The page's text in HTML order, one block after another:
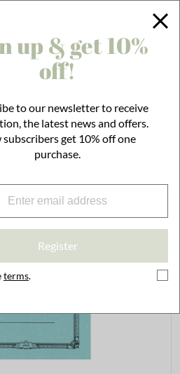
WITH KLARNA CHECKOUT!
up & get 10%
off!
to our newsletter to receive
the latest news and offers.
subscribers get 10% off one
purchase.
Register
terms.